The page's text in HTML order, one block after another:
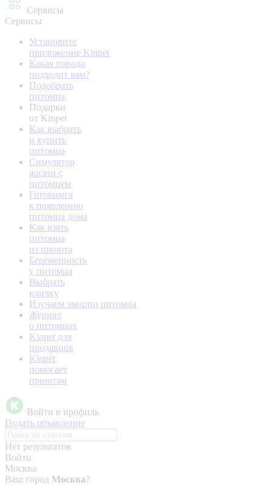
Сервисы
Сервисы
Установите
приложение Kinpet
Какая порода
подходит вам?
Подобрать
питомца
Подарки
от Kinpet
Как выбрать
и купить
питомца
Симулятор
жизни с
питомцем
Готовимся
к появлению
питомца дома
Как взять
питомца
из приюта
Беременность
у питомца
Выбрать
кличку
Изучаем эмоции питомца
Журнал
о питомцах
Kinpet для
продавцов
Kinpet
помогает
приютам
Войти в профиль
Подать объявление
Нет результатов
Войти
Москва
Ваш город Москва?